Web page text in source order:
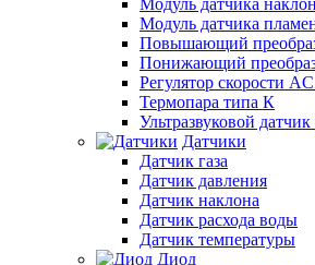
Модуль датчика
Модуль датчика
Повышающий
Понижающий
Регулятор скорости
Термопара типа К
Ультразвуковой
Датчики
Датчик газа
Датчик давления
Датчик наклона
Датчик расхода воды
Датчик температуры
Диод